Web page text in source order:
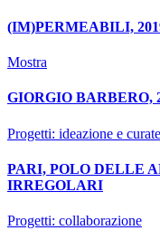
(IM)PERMEABILI,
Mostra
GIORGIO BARBERO,
Progetti: ideazione e
PARI, POLO DELLE
IRREGOLARI
Progetti: collaborazione